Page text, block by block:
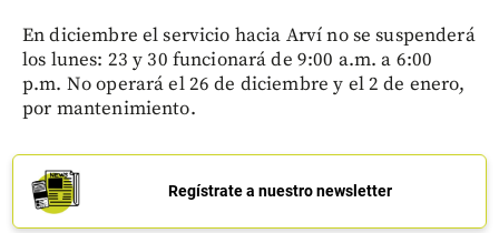
En diciembre el servicio hacia Arví no se suspenderá
los lunes: 23 y 30 funcionará de 9:00 a.m. a 6:00
p.m. No operará el 26 de diciembre y el 2 de enero,
por mantenimiento.
Regístrate a nuestro newsletter